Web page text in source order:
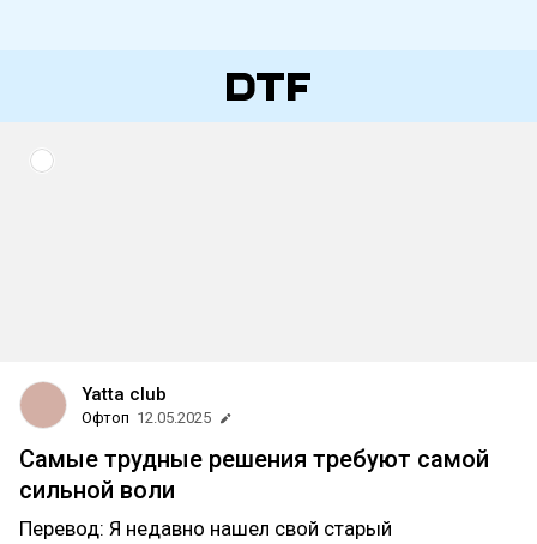
Yatta club
Офтоп 12.05.2025
Самые трудные решения требуют самой
сильной воли
Перевод: Я недавно нашел свой старый